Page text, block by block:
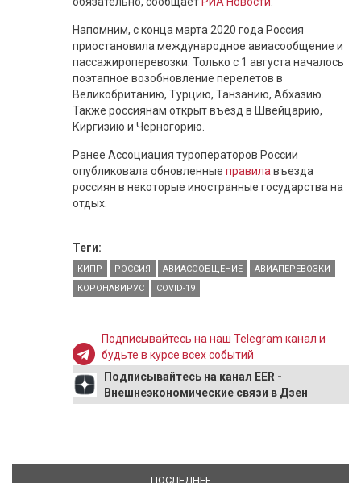
Напомним, с конца марта 2020 года Россия
приостановила международное авиасообщение и
пассажироперевозки. Только с 1 августа началось
поэтапное возобновление перелетов в
Великобританию, Турцию, Танзанию, Абхазию.
Также россиянам открыт въезд в Швейцарию,
Киргизию и Черногорию.
Ранее Ассоциация туроператоров России
опубликовала обновленные правила въезда
россиян в некоторые иностранные государства на
отдых.
Теги:
КИПР РОССИЯ АВИАСООБЩЕНИЕ
АВИАПЕРЕВОЗКИ
КОРОНАВИРУС
COVID-19
Подписывайтесь на наш Telegram канал и
будьте в курсе всех событий
Подписывайтесь на канал EER -
Внешнеэкономические связи в Дзен
ПОСЛЕДНЕЕ(АКТИВНАЯ ВКЛАДКА)